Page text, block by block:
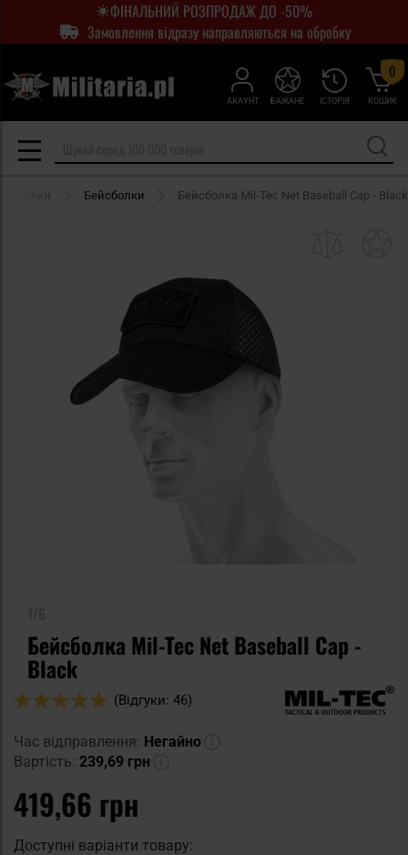
ФІНАЛЬНИЙ РОЗПРОДАЖ ДО -50%
Замовлення відразу направляються на обробку
АКАУНТ ІСТОРІЯ
БАЖАНЕ КОШИК
0
Бейсболки Бейсболка Mil-Tec Net Baseball Cap - Black
Бейсболка Mil-Tec Net Baseball Cap -
Black
Оцінка:
(Відгуки: 46)
Час відправлення: Негайно
Вартість: 239,69 грн
419,66 грн
Доступні варіанти товару: